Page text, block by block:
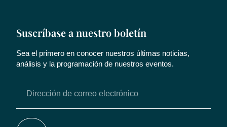
Suscríbase a nuestro boletín
Sea el primero en conocer nuestros últimas noticias,
análisis y la programación de nuestros eventos.